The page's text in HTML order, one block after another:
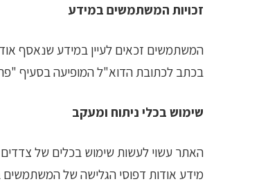
זכויות המשתמשים במידע
המשתמשים זכאים לעיין במידע שנאסף
בכתב לכתובת הדוא"ל המופיעה בסעיף
שימוש בכלי ניתוח ומעקב
מידע אודות דפוסי הגלישה של המשתמשים